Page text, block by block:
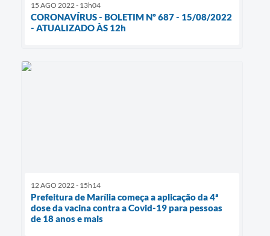
15 AGO 2022 - 13h04
CORONAVÍRUS - BOLETIM Nº 687 - 15/08/2022
- ATUALIZADO ÀS 12h
12 AGO 2022 - 15h14
Prefeitura de Marília começa a aplicação da 4ª
dose da vacina contra a Covid-19 para pessoas
de 18 anos e mais